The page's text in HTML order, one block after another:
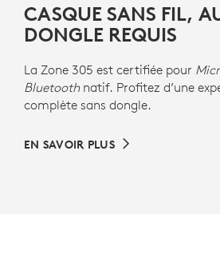
CASQUE SANS FIL,
DONGLE REQUIS
La Zone 305 est certifiée pour
Bluetoothnatif. Profitez d’une
complète sans dongle.
EN SAVOIR PLUS